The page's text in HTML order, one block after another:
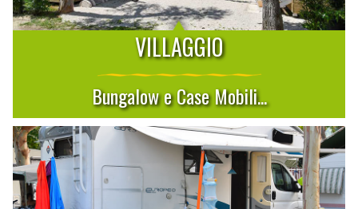
VILLAGGIO
Bungalow e Case Mobili...